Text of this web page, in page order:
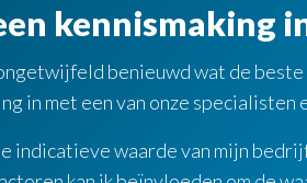
kennismaking
benieuwd wat de
in met een van onze
indicatieve waarde van mijn